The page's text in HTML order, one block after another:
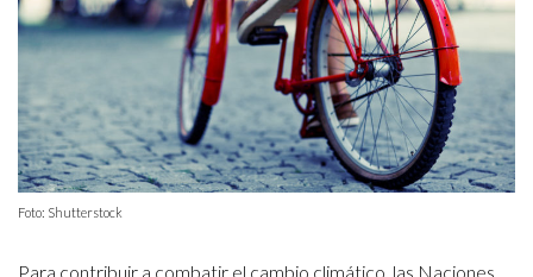
Foto: Shutterstock
Para contribuir a combatir el cambio climático, las Naciones